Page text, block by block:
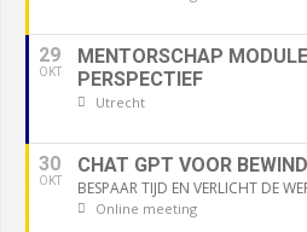
29
OKT
MENTORSCHAP
PERSPECTIEF
Utrecht
30
OKT
CHAT GPT VOOR
BESPAAR TIJD EN VERLICHT DE
Online meeting